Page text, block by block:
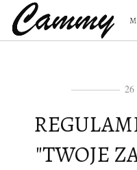
26
"TWOJE